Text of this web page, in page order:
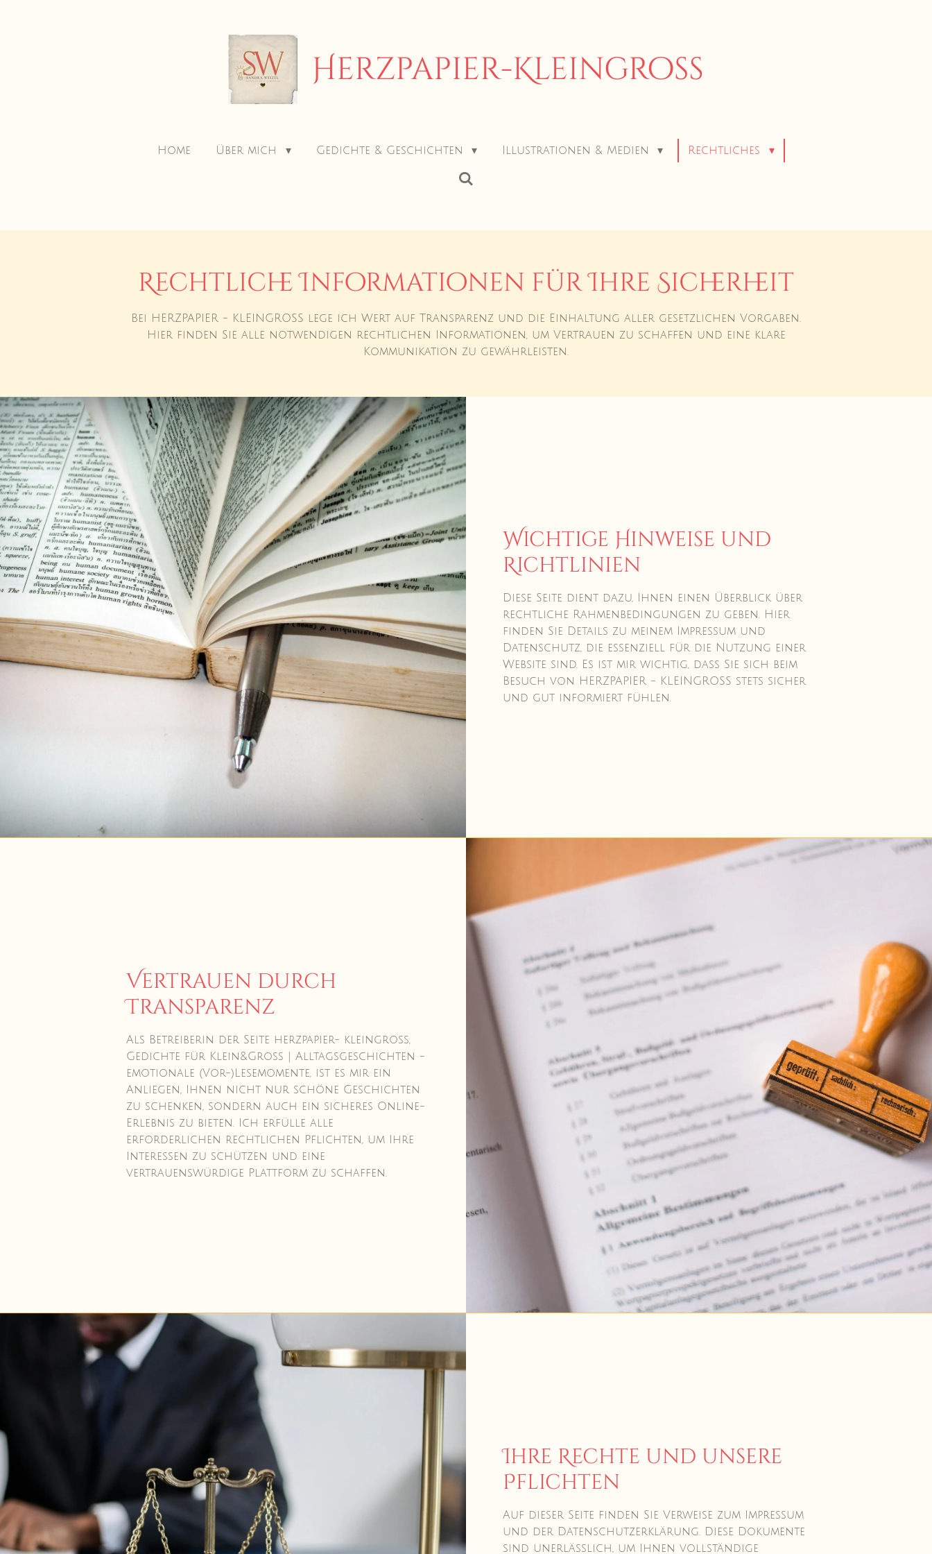
Herzpapier-Kleingroß
Home Über mich Gedichte & Geschichten Illustrationen & Medien Rechtliches
Rechtliche Informationen für Ihre Sicherheit
Bei HERZPAPIER - KLEINGROSS lege ich Wert auf Transparenz und die Einhaltung aller gesetzlichen Vorgaben.
Hier finden Sie alle notwendigen rechtlichen Informationen, um Vertrauen zu schaffen und eine klare
Kommunikation zu gewährleisten.
Wichtige Hinweise und
Richtlinien
Diese Seite dient dazu, Ihnen einen Überblick über
rechtliche Rahmenbedingungen zu geben. Hier
finden Sie Details zu meinem Impressum und
Datenschutz, die essenziell für die Nutzung einer
Website sind. Es ist mir wichtig, dass Sie sich beim
Besuch von HERZPAPIER - KLEINGROSS stets sicher
und gut informiert fühlen.
Vertrauen durch
Transparenz
Als Betreiberin der Seite herzpapier- kleingross,
Gedichte für Klein&Groß | Alltagsgeschichten -
emotionale (Vor-)Lesemomente, ist es mir ein
Anliegen, Ihnen nicht nur schöne Geschichten
zu schenken, sondern auch ein sicheres Online-
Erlebnis zu bieten. Ich erfülle alle
erforderlichen rechtlichen Pflichten, um Ihre
Interessen zu schützen und eine
vertrauenswürdige Plattform zu schaffen.
Ihre Rechte und unsere
Pflichten
Auf dieser Seite finden Sie Verweise zum Impressum
und der Datenschutzerklärung. Diese Dokumente
sind unerlässlich, um Ihnen vollständige